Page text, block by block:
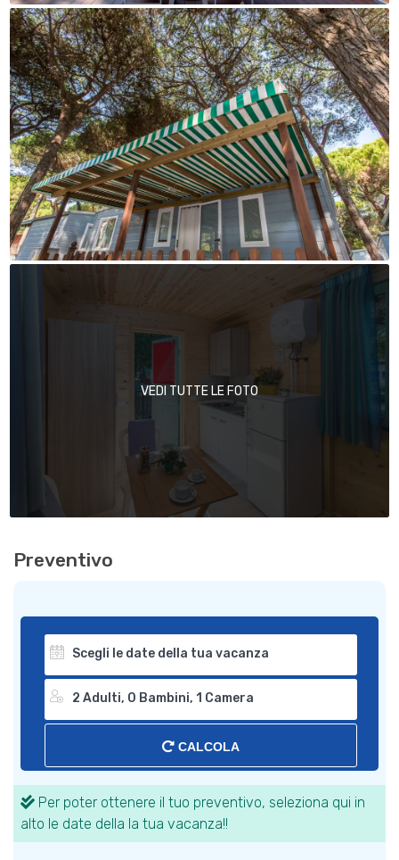
VEDI TUTTE LE FOTO
Preventivo
CALCOLA
Per poter ottenere il tuo preventivo, seleziona qui in
alto le date della la tua vacanza!!